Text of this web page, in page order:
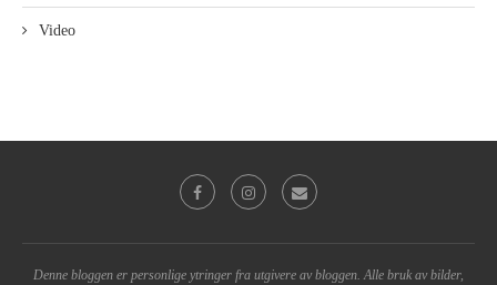
Video
Denne bloggen er personlige ytringer fra utgivere av bloggen. Alle bruk av bilder,